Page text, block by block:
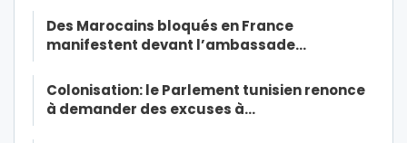
Des Marocains bloqués en France
manifestent devant l’ambassade…
Colonisation: le Parlement tunisien renonce
à demander des excuses à…